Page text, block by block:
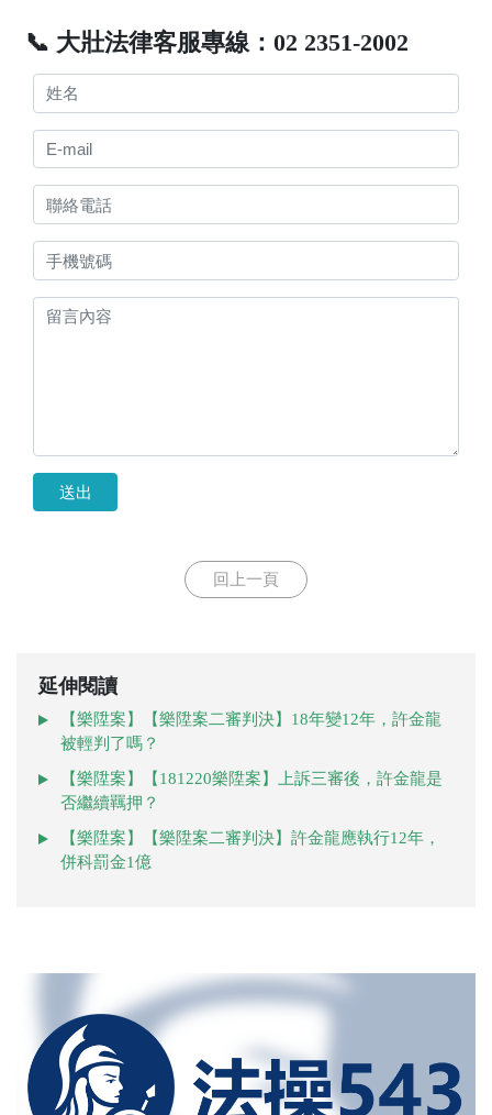
📞 大壯法律客服專線：02 2351-2002
送出
回上一頁
延伸閱讀
【樂陞案】【樂陞案二審判決】18年變12年，許金龍
被輕判了嗎？
【樂陞案】【181220樂陞案】上訴三審後，許金龍是
否繼續羈押？
【樂陞案】【樂陞案二審判決】許金龍應執行12年，
併科罰金1億